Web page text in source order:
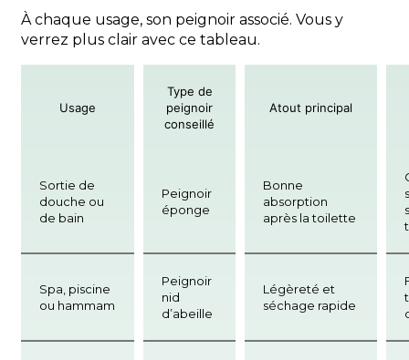
À chaque usage, son peignoir associé. Vous y
verrez plus clair avec ce tableau.
Usage
Type de
peignoir
conseillé
Atout principal
Sortie de
douche ou
de bain
Peignoir
éponge
Bonne
absorption
après la toilette
Spa, piscine
ou hammam
Peignoir
nid
d’abeille
Légèreté et
séchage rapide